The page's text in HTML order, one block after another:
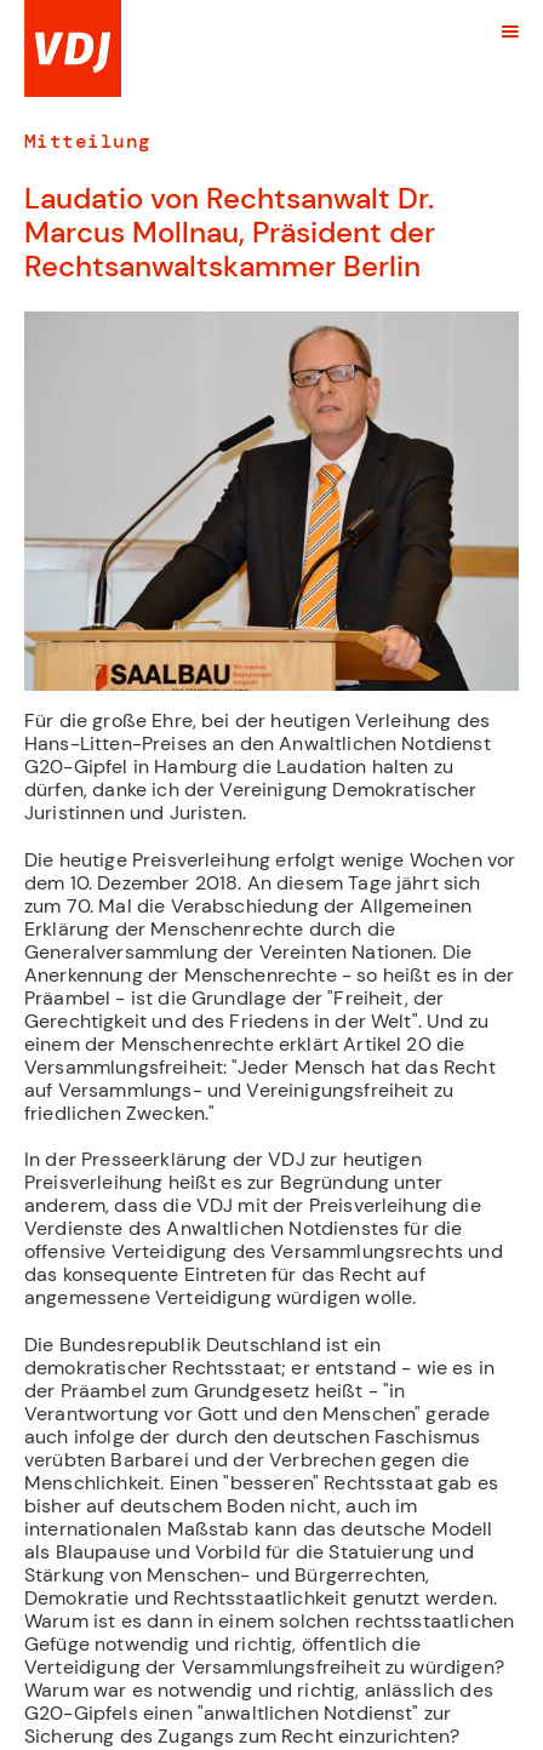
Mitteilung
Laudatio von Rechtsanwalt Dr.
Marcus Mollnau, Präsident der
Rechtsanwaltskammer Berlin
Für die große Ehre, bei der heutigen Verleihung des
Hans-Litten-Preises an den Anwaltlichen Notdienst
G20-Gipfel in Hamburg die Laudation halten zu
dürfen, danke ich der Vereinigung Demokratischer
Juristinnen und Juristen.
Die heutige Preisverleihung erfolgt wenige Wochen vor
dem 10. Dezember 2018. An diesem Tage jährt sich
zum 70. Mal die Verabschiedung der Allgemeinen
Erklärung der Menschenrechte durch die
Generalversammlung der Vereinten Nationen. Die
Anerkennung der Menschenrechte - so heißt es in der
Präambel - ist die Grundlage der "Freiheit, der
Gerechtigkeit und des Friedens in der Welt". Und zu
einem der Menschenrechte erklärt Artikel 20 die
Versammlungsfreiheit: "Jeder Mensch hat das Recht
auf Versammlungs- und Vereinigungsfreiheit zu
friedlichen Zwecken."
In der Presseerklärung der VDJ zur heutigen
Preisverleihung heißt es zur Begründung unter
anderem, dass die VDJ mit der Preisverleihung die
Verdienste des Anwaltlichen Notdienstes für die
offensive Verteidigung des Versammlungsrechts und
das konsequente Eintreten für das Recht auf
angemessene Verteidigung würdigen wolle.
Die Bundesrepublik Deutschland ist ein
demokratischer Rechtsstaat; er entstand - wie es in
der Präambel zum Grundgesetz heißt - "in
Verantwortung vor Gott und den Menschen" gerade
auch infolge der durch den deutschen Faschismus
verübten Barbarei und der Verbrechen gegen die
Menschlichkeit. Einen "besseren" Rechtsstaat gab es
bisher auf deutschem Boden nicht, auch im
internationalen Maßstab kann das deutsche Modell
als Blaupause und Vorbild für die Statuierung und
Stärkung von Menschen- und Bürgerrechten,
Demokratie und Rechtsstaatlichkeit genutzt werden.
Warum ist es dann in einem solchen rechtsstaatlichen
Gefüge notwendig und richtig, öffentlich die
Verteidigung der Versammlungsfreiheit zu würdigen?
Warum war es notwendig und richtig, anlässlich des
G20-Gipfels einen "anwaltlichen Notdienst" zur
Sicherung des Zugangs zum Recht einzurichten?